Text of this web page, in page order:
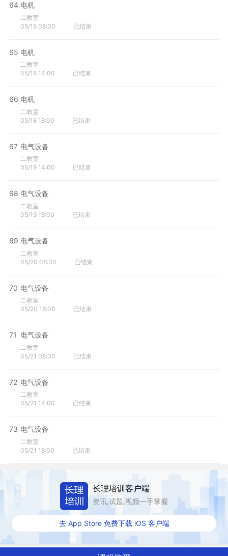
64 电机
二教室
05/18 08:30
已结束
65 电机
二教室
05/18 14:00
已结束
66 电机
二教室
05/18 18:00
已结束
67 电气设备
二教室
05/19 14:00
已结束
68 电气设备
二教室
05/19 18:00
已结束
69 电气设备
二教室
05/20 08:30
已结束
70 电气设备
二教室
05/20 18:00
已结束
71 电气设备
二教室
05/21 08:30
已结束
72 电气设备
二教室
05/21 14:00
已结束
73 电气设备
二教室
05/21 18:00
已结束
长理培训客户端
资讯,试题,视频一手掌握
去 App Store 免费下载 iOS 客户端